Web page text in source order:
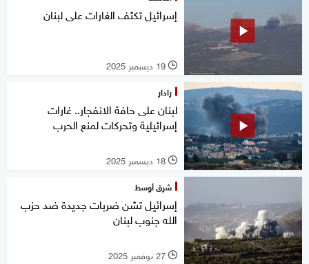
إسرائيل تكثف الغارات على لبنان
l 19 ديسمبر 2025
رادار
لبنان على حافة الانفجار.. غارات
إسرائيلية وتحركات لمنع الحرب
l 18 ديسمبر 2025
شرق أوسط
إسرائيل تشن ضربات جديدة ضد حزب
الله جنوب لبنان
l 27 نوفمبر 2025